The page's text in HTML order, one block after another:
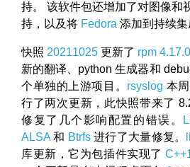
持。 该软件包还增加了对图像和
持，以及将 Fedora 添加到持续集
快照 20211025 更新了 rpm 4.17.0
新的翻译、python 生成器和
个单独的上游项目。 rsyslog 本
行了两次更新，此快照带来了
修复了几个影响配置的错误。
ALSA 和 Btrfs进行了大量修复。
库更新，它为包插件实现了